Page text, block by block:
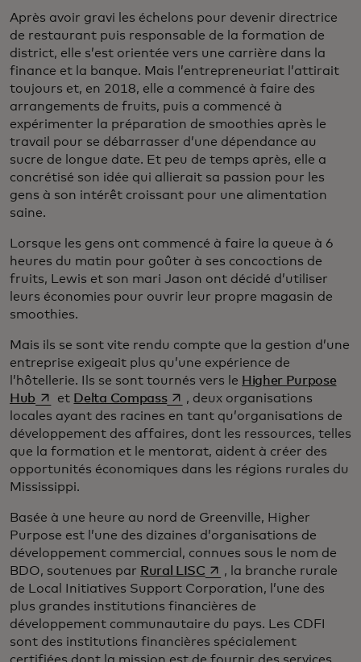
Après avoir gravi les échelons pour devenir directrice
de restaurant puis responsable de la formation de
district, elle s’est orientée vers une carrière dans la
finance et la banque. Mais l’entrepreneuriat l’attirait
toujours et, en 2018, elle a commencé à faire des
arrangements de fruits, puis a commencé à
expérimenter la préparation de smoothies après le
travail pour se débarrasser d’une dépendance au
sucre de longue date. Et peu de temps après, elle a
concrétisé son idée qui allierait sa passion pour les
gens à son intérêt croissant pour une alimentation
saine.
Lorsque les gens ont commencé à faire la queue à 6
heures du matin pour goûter à ses concoctions de
fruits, Lewis et son mari Jason ont décidé d’utiliser
leurs économies pour ouvrir leur propre magasin de
smoothies.
Mais ils se sont vite rendu compte que la gestion d’une
entreprise exigeait plus qu’une expérience de
l’hôtellerie. Ils se sont tournés vers le Higher Purpose
Hub s’ouvre dans un nouvel onglet
et Delta Compasss’ouvre dans un nouvel onglet
, deux organisations
locales ayant des racines en tant qu’organisations de
développement des affaires, dont les ressources, telles
que la formation et le mentorat, aident à créer des
opportunités économiques dans les régions rurales du
Mississippi.
Basée à une heure au nord de Greenville, Higher
Purpose est l’une des dizaines d’organisations de
développement commercial, connues sous le nom de
BDO, soutenues par Rural LISCs’ouvre dans un nouvel
, la branche rurale
de Local Initiatives Support Corporation, l’une des
plus grandes institutions financières de
développement communautaire du pays. Les CDFI
sont des institutions financières spécialement